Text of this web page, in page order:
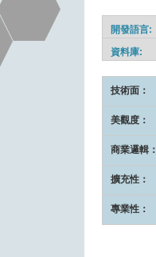
開發語言:
資料庫:
技術面：
美觀度：
商業邏輯：
擴充性：
專業性：